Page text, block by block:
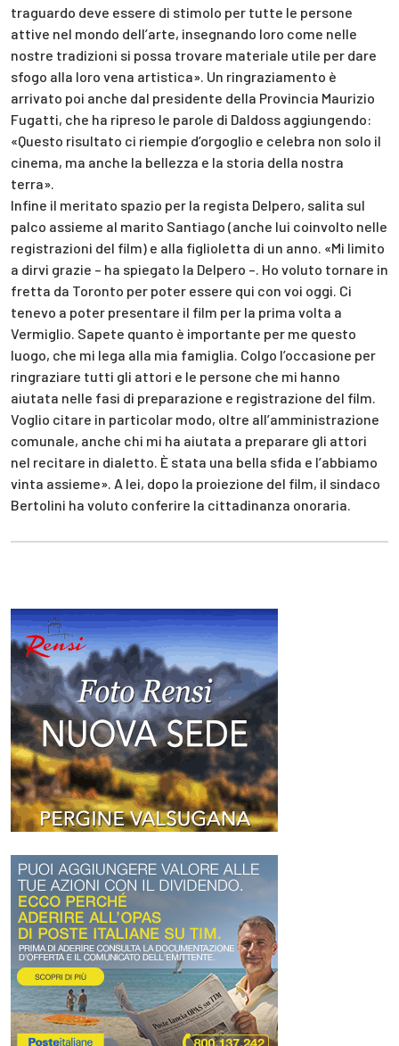
traguardo deve essere di stimolo per tutte le persone
attive nel mondo dell’arte, insegnando loro come nelle
nostre tradizioni si possa trovare materiale utile per dare
sfogo alla loro vena artistica». Un ringraziamento è
arrivato poi anche dal presidente della Provincia Maurizio
Fugatti, che ha ripreso le parole di Daldoss aggiungendo:
«Questo risultato ci riempie d’orgoglio e celebra non solo il
cinema, ma anche la bellezza e la storia della nostra
terra».
Infine il meritato spazio per la regista Delpero, salita sul
palco assieme al marito Santiago (anche lui coinvolto nelle
registrazioni del film) e alla figlioletta di un anno. «Mi limito
a dirvi grazie – ha spiegato la Delpero –. Ho voluto tornare in
fretta da Toronto per poter essere qui con voi oggi. Ci
tenevo a poter presentare il film per la prima volta a
Vermiglio. Sapete quanto è importante per me questo
luogo, che mi lega alla mia famiglia. Colgo l’occasione per
ringraziare tutti gli attori e le persone che mi hanno
aiutata nelle fasi di preparazione e registrazione del film.
Voglio citare in particolar modo, oltre all’amministrazione
comunale, anche chi mi ha aiutata a preparare gli attori
nel recitare in dialetto. È stata una bella sfida e l’abbiamo
vinta assieme». A lei, dopo la proiezione del film, il sindaco
Bertolini ha voluto conferire la cittadinanza onoraria.